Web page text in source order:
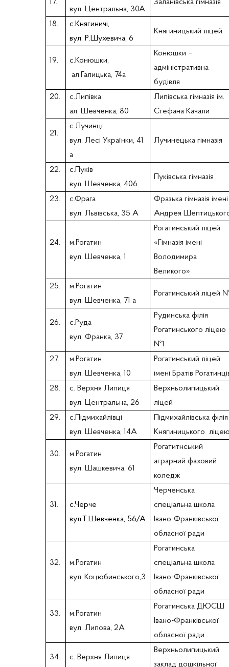
17.
вул. Центральна, 30А
Заланівська гімназія
18.
с.Княгиничі,
вул. Р.Шухевича, 6
Княгиницький ліцей
19.
с.Конюшки,
ал.Галицька, 74а
Конюшки –
адміністративна
будівля
20.
с.Липівка
ал. Шевченка, 80
Липівська гімназія ім.
Стефана Качали
21.
с.Лучинці
вул. Лесі Українки, 41
а
Лучинецька гімназія
22.
с.Пуків
вул. Шевченка, 406
Пуківська гімназія
23.
с.Фрага
вул. Львівська, 35 А
Фразька гімназія імені
Андрея
24.
м.Рогатин
вул. Шевченка, 1
Рогатинський ліцей
«Гімназія імені
Володимира
Великого»
25.
м.Рогатин
вул. Шевченка, 71 а
Рогатинський ліцей
26.
с.Руда
вул. Франка, 37
Рудинська філія
Рогатинського ліцею
№1
27.
м.Рогатин
вул. Шевченка, 10
Рогатинський ліцей
імені Братів
28.
с. Верхня Липиця
вул. Центральна, 26
Верхньолипицький
ліцей
29.
с.Підмихайлівці
вул. Шевченка, 14А
Підмихайлівська
Княгиницького
30.
м.Рогатин
вул. Шашкевича, 61
Рогатитнський
аграрний фаховий
коледж
31.
с.Черче
вул.Т.Шевченка, 56/А
Черченська
спеціальна школа
Івано-Франківської
обласної ради
32.
м.Рогатин
вул..Коцюбинського,3
Рогатинська
спеціальна школа
Івано-Франківської
обласної ради
33.
м.Рогатин
вул. Липова, 2А
Рогатинська ДЮСШ
Івано-Франківської
обласної ради
34. с. Верхня Липиця
Верхньолипицький
заклад дошкільної